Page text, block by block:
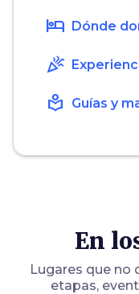
hotel Dónde
celebration
local_library Guías y
En
Lugares que no
etapas,